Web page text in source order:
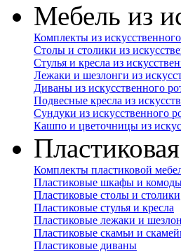
Мебель из
Комплекты из
Столы и столики из
Стулья и кресла из
Лежаки и шезлонги из
Диваны из искусственного
Подвесные кресла из
Сундуки из искусственного
Кашпо и цветочницы из
Комплекты пластиковой
Пластиковые шкафы и
Пластиковые столы и столики
Пластиковые стулья и кресла
Пластиковые лежаки и
Пластиковые скамьи и
Пластиковые диваны